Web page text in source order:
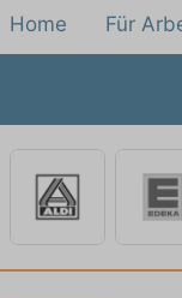
Home Für